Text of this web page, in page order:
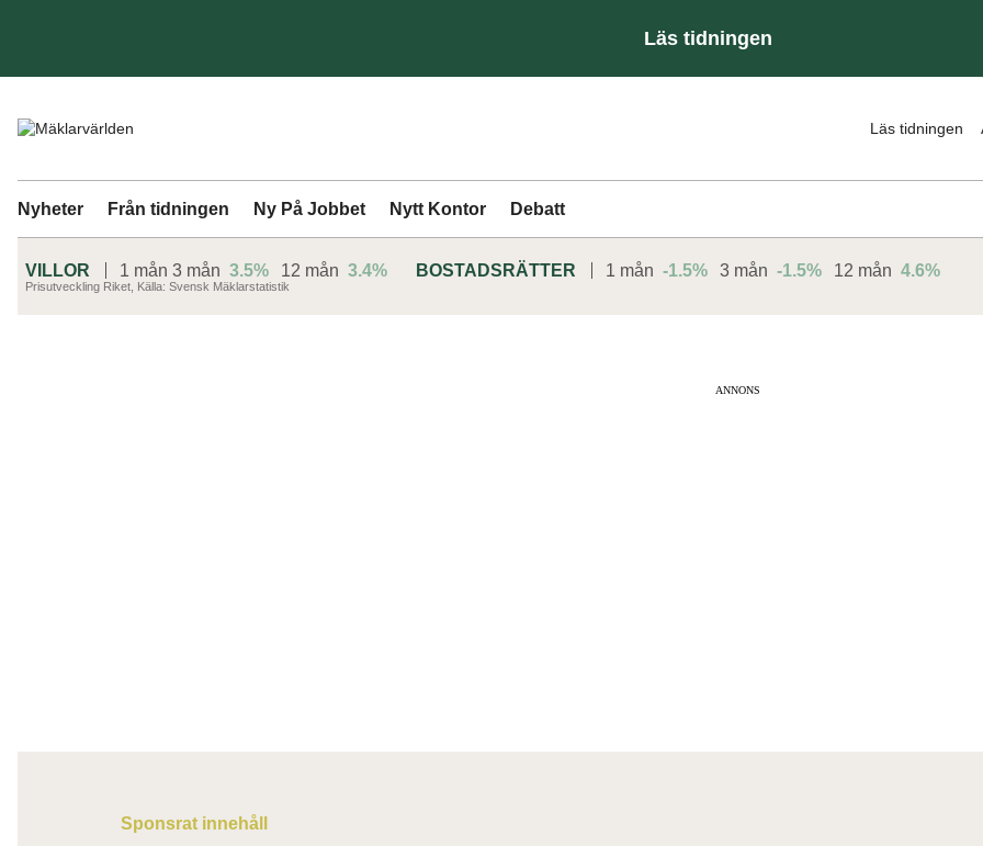
Läs tidningen
Läs tidningen
Nyheter Från tidningen Ny På Jobbet Nytt Kontor Debatt
VILLOR 1 mån 3 mån 3.5% 12 mån 3.4% BOSTADSRÄTTER 1 mån -1.5% 3 mån -1.5% 12 mån 4.6%
Prisutveckling Riket, Källa: Svensk Mäklarstatistik
ANNONS
Sponsrat innehåll